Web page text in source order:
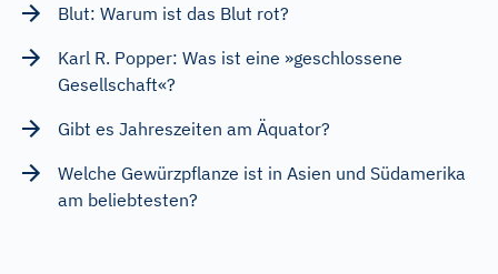
Blut: Warum ist das Blut rot?
Karl R. Popper: Was ist eine »geschlossene
Gesellschaft«?
Gibt es Jahreszeiten am Äquator?
Welche Gewürzpflanze ist in Asien und Südamerika
am beliebtesten?